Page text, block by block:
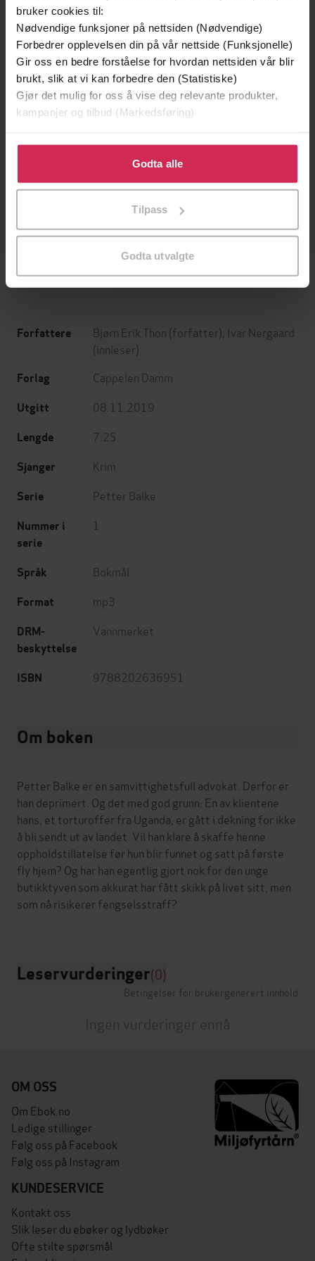
bruker cookies til:
Nødvendige funksjoner på nettsiden (Nødvendige)
Forbedrer opplevelsen din på vår nettside (Funksjonelle)
Gir oss en bedre forståelse for hvordan nettsiden vår blir
brukt, slik at vi kan forbedre den (Statistiske)
Gjør det mulig for oss å vise deg relevante produkter,
kampanjer og tilbud (Markedsføring)
Klikk på «Godta alle» for å gi oss ditt samtykke til å
bruke cookies for alle disse formålene. Du kan også
tilpasse ditt samtykke til spesifikke formål ved å klikke
Godta alle
Tilpass
Godta utvalgte
Jo Nesbø
Jussi Adler-Olsen
Forfattere Bjørn Erik Thon (forfatter), Ivar Nergaard
(innleser)
Forlag Cappelen Damm
Utgitt 08.11.2019
Lengde 7:25
Sjanger Krim
Serie Petter Balke
Nummer i
serie
1
Språk Bokmål
Format mp3
DRM-
beskyttelse
Vannmerket
ISBN 9788202636951
Om boken
Petter Balke er en samvittighetsfull advokat. Derfor er
han deprimert. Og det med god grunn: En av klientene
hans, et torturoffer fra Uganda, er gått i dekning for ikke
å bli sendt ut av landet. Vil han klare å skaffe henne
oppholdstillatelse før hun blir funnet og satt på første
fly hjem? Og har han egentlig gjort nok for den unge
butikktyven som akkurat har fått skikk på livet sitt, men
som nå risikerer fengselsstraff?
Leservurderinger(0)
Betingelser for brukergenerert innhold
Ingen vurderinger ennå
OM OSS
Om Ebok.no
Ledige stillinger
Følg oss på Facebook
Følg oss på Instagram
KUNDESERVICE
Kontakt oss
Slik leser du ebøker og lydbøker
Ofte stilte spørsmål